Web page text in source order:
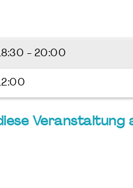
- 20:00
Veranstaltung